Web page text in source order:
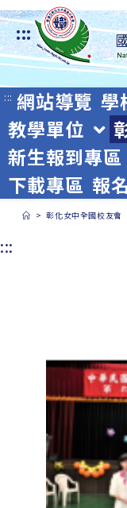
跳
轉
至
主
要
內
容
:::
::: 網站導覽 學
教學單位
新生報到專區
下載專區 報
> 彰化女中全國校友會
:::